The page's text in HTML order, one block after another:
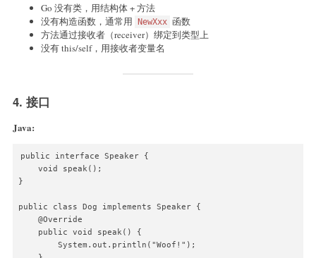
    p.Introduce()
Go 没有类，用结构体 + 方法
没有构造函数，通常用
NewXxx 函数
方法通过接收者（receiver）绑定到类型上
没有 this/self，用接收者变量名
4. 接口
Java:
public interface Speaker {
    void speak();
}
public class Dog implements Speaker {
    @Override
    public void speak() {
        System.out.println("Woof!");